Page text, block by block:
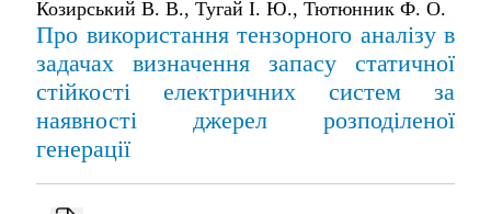
Козирський В. В., Тугай І. Ю., Тютюнник Ф. О.
Про використання тензорного аналізу в
задачах визначення запасу статичної
стійкості електричних систем за
наявності джерел розподіленої
генерації